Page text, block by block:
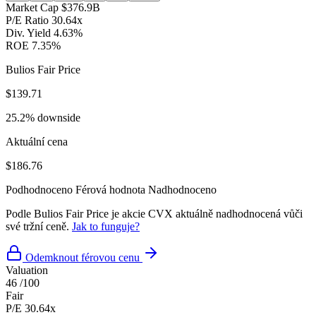
Market Cap $376.9B
P/E Ratio 30.64x
Div. Yield 4.63%
ROE 7.35%
Bulios Fair Price
$139.71
25.2% downside
Aktuální cena
$186.76
Podhodnoceno Férová hodnota Nadhodnoceno
Podle Bulios Fair Price je akcie CVX aktuálně nadhodnocená vůči
své tržní ceně. Jak to funguje?
Odemknout férovou cenu
Valuation
46 /100
Fair
P/E 30.64x